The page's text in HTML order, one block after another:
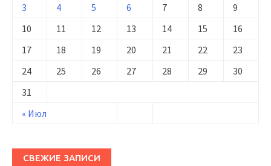
« Июл
3
4 5 6 7 8
9
10
11 12 13 14 15
16
17
18 19 20 21 22
23
24
25 26 27 28 29
30
31
СВЕЖИЕ ЗАПИСИ